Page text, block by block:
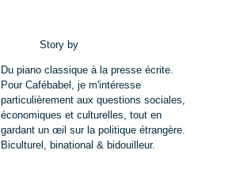
Story by
Du piano classique à la presse écrite.
Pour Cafébabel, je m'intéresse
particulièrement aux questions sociales,
économiques et culturelles, tout en
gardant un œil sur la politique étrangère.
Biculturel, binational & bidouilleur.